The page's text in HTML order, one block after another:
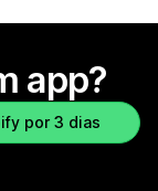
app?
por 3 dias